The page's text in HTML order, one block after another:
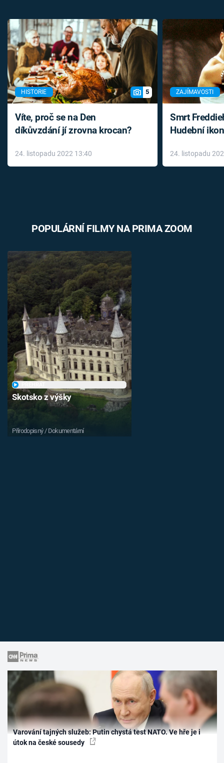
HISTORIE 5
Víte, proč se na Den
díkůvzdání jí zrovna krocan?
24. listopadu 2022 13:40
ZAJÍMAVOSTI
Smrt
Hudební
léky
24. listopadu
POPULÁRNÍ FILMY NA PRIMA ZOOM
Skotsko z výšky
Přírodopisný / Dokumentární
Varování tajných služeb: Putin chystá test NATO. Ve hře je i
útok na české sousedy